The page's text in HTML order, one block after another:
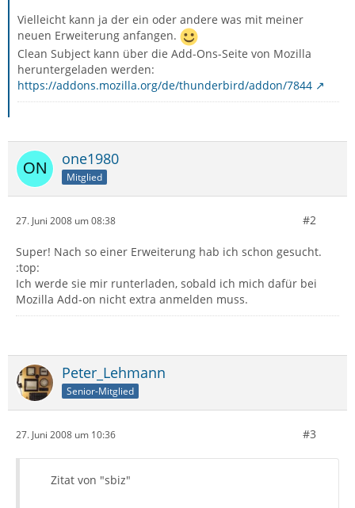
Vielleicht kann ja der ein oder andere was mit meiner
neuen Erweiterung anfangen.
Clean Subject kann über die Add-Ons-Seite von Mozilla
heruntergeladen werden:
https://addons.mozilla.org/de/thunderbird/addon/7844
one1980
Mitglied
27. Juni 2008 um 08:38 #2
Super! Nach so einer Erweiterung hab ich schon gesucht.
:top:
Ich werde sie mir runterladen, sobald ich mich dafür bei
Mozilla Add-on nicht extra anmelden muss.
Peter_Lehmann
Senior-Mitglied
27. Juni 2008 um 10:36 #3
Zitat von "sbiz"